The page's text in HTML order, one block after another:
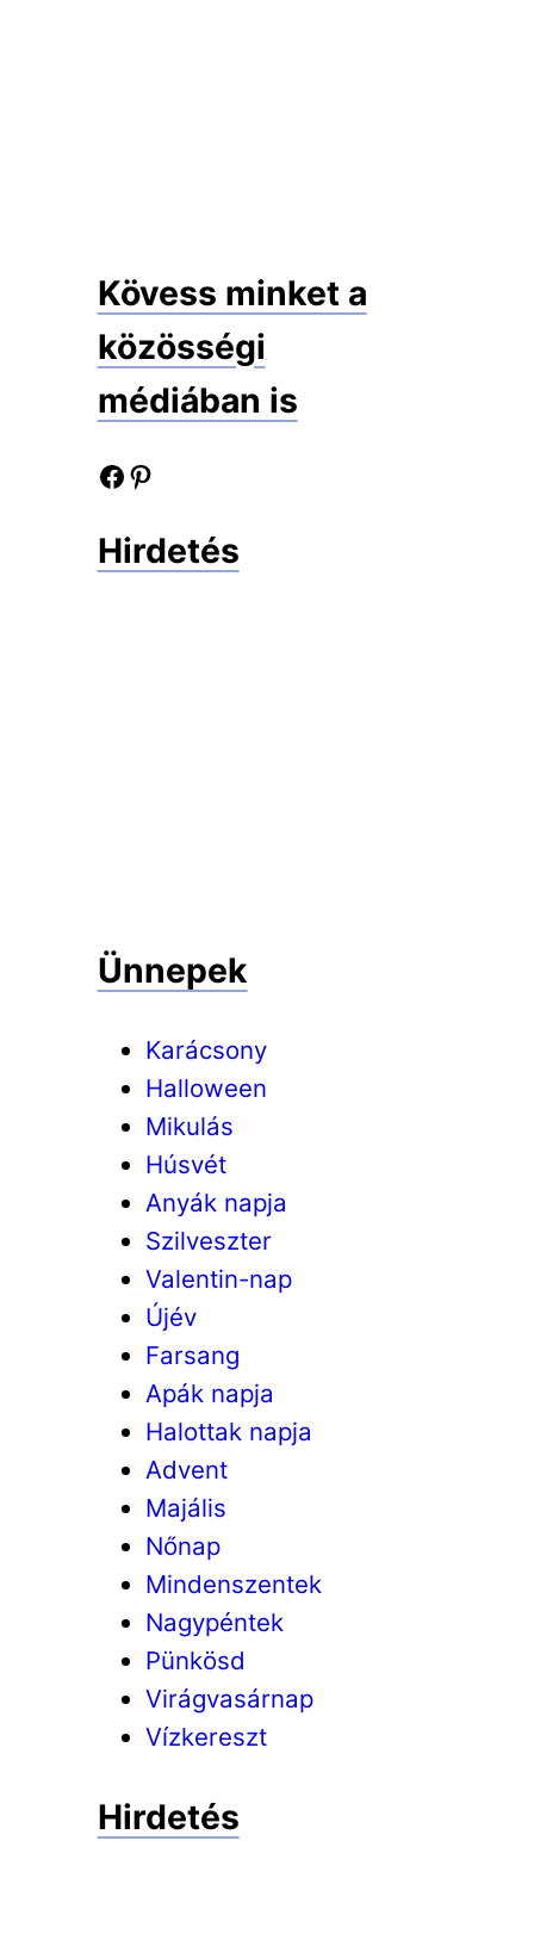
Kövess minket a
közösségi
médiában is
Facebook oldalunk Pinterest oldalunk
Hirdetés
Ünnepek
Karácsony
Halloween
Mikulás
Húsvét
Anyák napja
Szilveszter
Valentin-nap
Újév
Farsang
Apák napja
Halottak napja
Advent
Majális
Nőnap
Mindenszentek
Nagypéntek
Pünkösd
Virágvasárnap
Vízkereszt
Hirdetés